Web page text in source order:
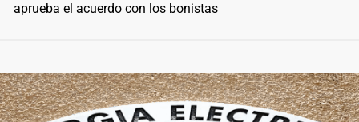
aprueba el acuerdo con los bonistas